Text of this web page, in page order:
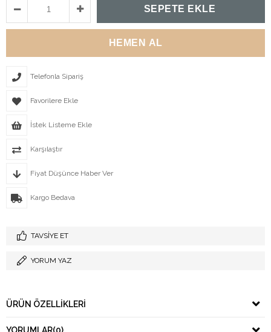
Telefonla Sipariş
Favorilere Ekle
İstek Listeme Ekle
Karşılaştır
Fiyat Düşünce Haber Ver
Kargo Bedava
TAVSIYE ET
YORUM YAZ
ÜRÜN ÖZELLIKLERI